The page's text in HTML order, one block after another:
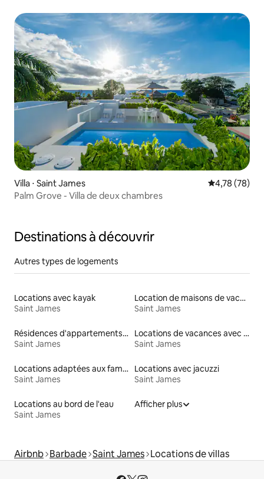
Villa ⋅ Saint James Évaluation
4,78 (78)
Palm Grove - Villa de deux chambres
Destinations à découvrir
Autres types de logements
Locations avec kayak
Saint James
Location de maisons de vacances
Saint James
Résidences d'appartements en location
Saint James
Locations de vacances avec piscine
Saint James
Locations adaptées aux familles
Saint James
Locations avec jacuzzi
Saint James
Locations au bord de l'eau
Saint James
Afficher plus
Airbnb Barbade Saint James Locations de villas